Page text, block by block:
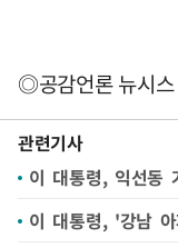
◎공감언론 뉴시스
관련기사